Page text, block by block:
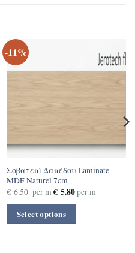
-11%
Σοβατεπί Δαπέδου Laminate
MDF Naturel 7cm
€6.50 per m€5.80per m
Select options